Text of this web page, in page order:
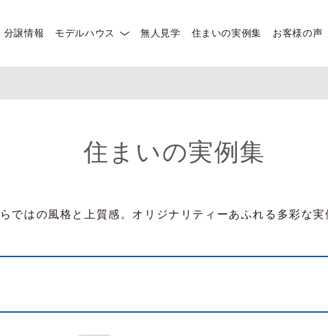
分譲情報 モデルハウス 無人見学 住まいの実例集 お客様の声
住まいの実例集
ではの風格と上質感。オリジナリティーあふれる多彩な